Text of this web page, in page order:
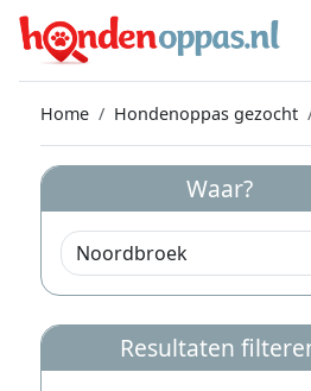
Home Hondenoppas gezocht
Waar?
Resultaten